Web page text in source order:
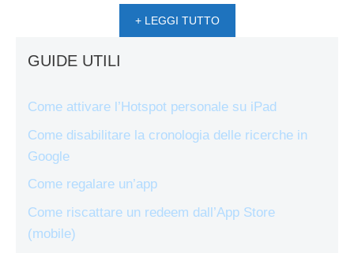
+ LEGGI TUTTO
GUIDE UTILI
Come attivare l’Hotspot personale su iPad
Come disabilitare la cronologia delle ricerche in
Google
Come regalare un’app
Come riscattare un redeem dall’App Store
(mobile)